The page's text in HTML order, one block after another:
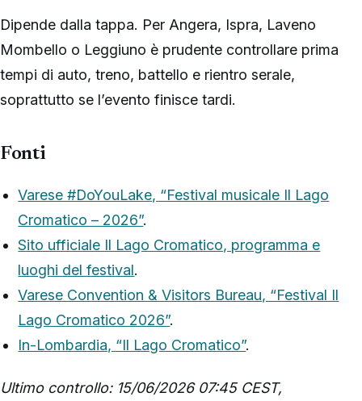
Dipende dalla tappa. Per Angera, Ispra, Laveno
Mombello o Leggiuno è prudente controllare prima
tempi di auto, treno, battello e rientro serale,
soprattutto se l’evento finisce tardi.
Fonti
Varese #DoYouLake, “Festival musicale Il Lago
Cromatico – 2026”.
Sito ufficiale Il Lago Cromatico, programma e
luoghi del festival.
Varese Convention & Visitors Bureau, “Festival Il
Lago Cromatico 2026”.
In-Lombardia, “Il Lago Cromatico”.
Ultimo controllo: 15/06/2026 07:45 CEST,